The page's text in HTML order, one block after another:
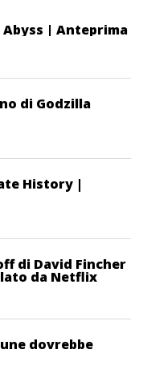
| Anteprima
di Godzilla
History |
di David Fincher
da Netflix
dovrebbe